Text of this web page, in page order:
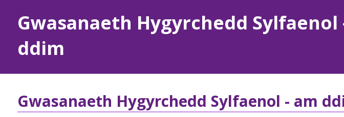
Gwasanaeth Hygyrchedd Sylfaenol
ddim
Gwasanaeth Hygyrchedd Sylfaenol - am